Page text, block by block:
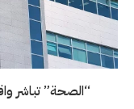
“الصحة” تباشر